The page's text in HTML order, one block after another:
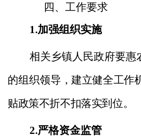
四、工作要求
1.加强组织实施
相关乡镇人民政府要惠
的组织领导，建立健全工作
贴政策不折不扣落实到位。
2.严格资金监管